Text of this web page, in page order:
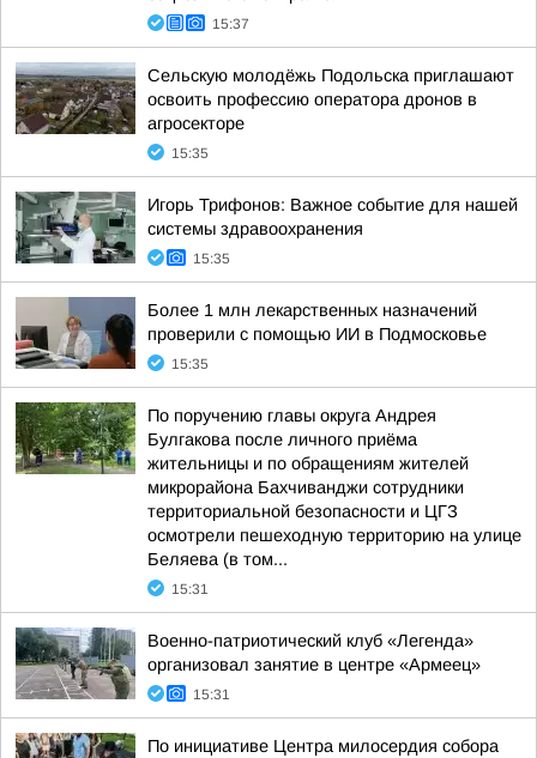
15:37
Сельскую молодёжь Подольска приглашают
освоить профессию оператора дронов в
агросекторе
15:35
Игорь Трифонов: Важное событие для нашей
системы здравоохранения
15:35
Более 1 млн лекарственных назначений
проверили с помощью ИИ в Подмосковье
15:35
По поручению главы округа Андрея
Булгакова после личного приёма
жительницы и по обращениям жителей
микрорайона Бахчиванджи сотрудники
территориальной безопасности и ЦГЗ
осмотрели пешеходную территорию на улице
Беляева (в том...
15:31
Военно-патриотический клуб «Легенда»
организовал занятие в центре «Армеец»
15:31
По инициативе Центра милосердия собора